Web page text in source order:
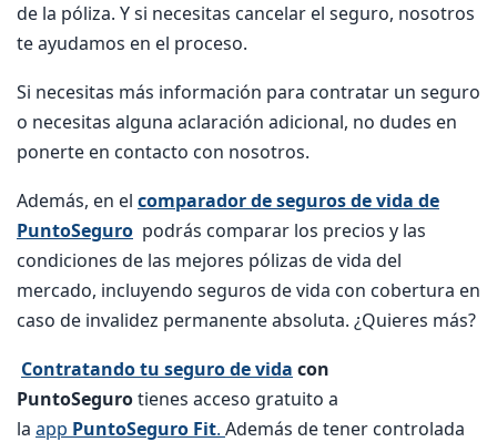
de la póliza. Y si necesitas cancelar el seguro, nosotros
te ayudamos en el proceso.
Si necesitas más información para contratar un seguro
o necesitas alguna aclaración adicional, no dudes en
ponerte en contacto con nosotros.
Además, en el comparador de seguros de vida de
PuntoSeguro podrás comparar los precios y las
condiciones de las mejores pólizas de vida del
mercado, incluyendo seguros de vida con cobertura en
caso de invalidez permanente absoluta. ¿Quieres más?
Contratando tu seguro de vida con
PuntoSegurotienes acceso gratuito a
la app PuntoSeguro Fit. Además de tener controlada